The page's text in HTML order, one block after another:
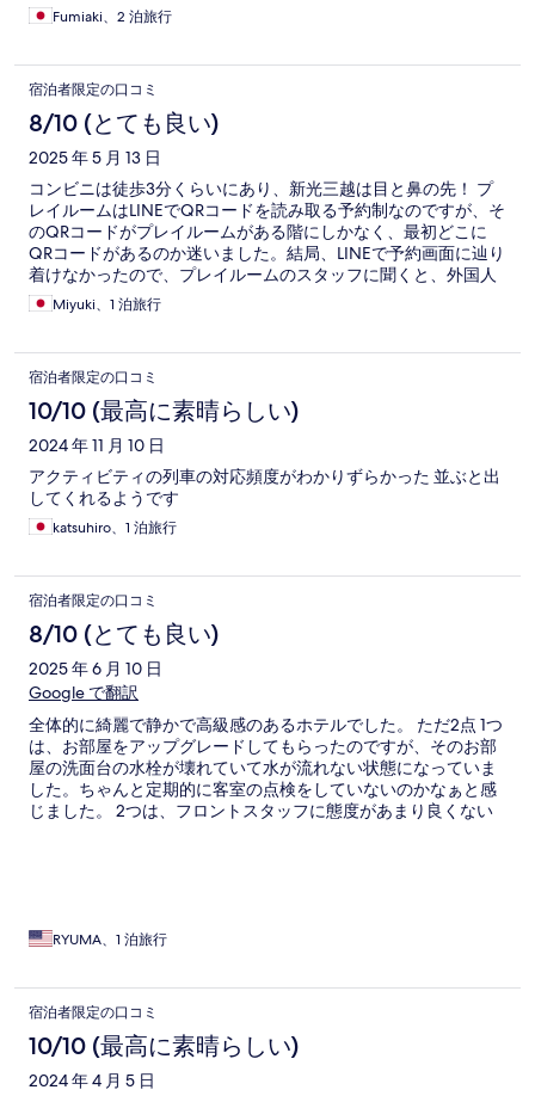
Fumiaki、2 泊旅行
宿泊者限定の口コミ
8/10 (とても良い)
2025 年 5 月 13 日
コンビニは徒歩3分くらいにあり、新光三越は目と鼻の先！ プ
レイルームはLINEでQRコードを読み取る予約制なのですが、そ
のQRコードがプレイルームがある階にしかなく、最初どこに
QRコードがあるのか迷いました。結局、LINEで予約画面に辿り
着けなかったので、プレイルームのスタッフに聞くと、外国人
で説明が面倒だからか、予約なしでプレイルームを使用できま
した。予約制というけど、その辺はゆるいです。 外国人宿泊者
んが、私が宿泊した時は不在で、英語対応でした。 あとは、浴
槽のレバーがポロッと外れましたが、すぐ元に戻せました(笑)
台湾国内の別の宿泊施設でも水場の設備不良は経験済みなの
で、(日本ではほとんど有り得ない話ですが)あるある体験として
対処しました。 部屋は広くて、テレビも大きく、快適に過ごせ
ました！
Miyuki、1 泊旅行
宿泊者限定の口コミ
10/10 (最高に素晴らしい)
2024 年 11 月 10 日
アクティビティの列車の対応頻度がわかりずらかった 並ぶと出
してくれるようです
katsuhiro、1 泊旅行
宿泊者限定の口コミ
8/10 (とても良い)
2025 年 6 月 10 日
Google で翻訳
全体的に綺麗で静かで高級感のあるホテルでした。 ただ2点 1つ
は、お部屋をアップグレードしてもらったのですが、そのお部
屋の洗面台の水栓が壊れていて水が流れない状態になっていま
した。ちゃんと定期的に客室の点検をしていないのかなぁと感
じました。 2つは、フロントスタッフに態度があまり良くない
でですが、改善の余地はあるかと…。 それを差し引いても、快
RYUMA、1 泊旅行
宿泊者限定の口コミ
10/10 (最高に素晴らしい)
2024 年 4 月 5 日